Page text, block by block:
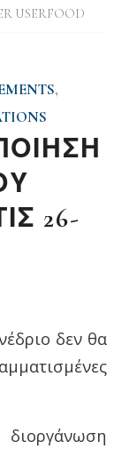
USERFOOD
,
26-
δεν θα